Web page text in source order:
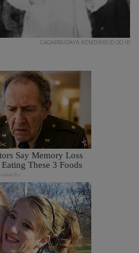
CAGARBUDAYA.KEMDIKBUD.GO.ID